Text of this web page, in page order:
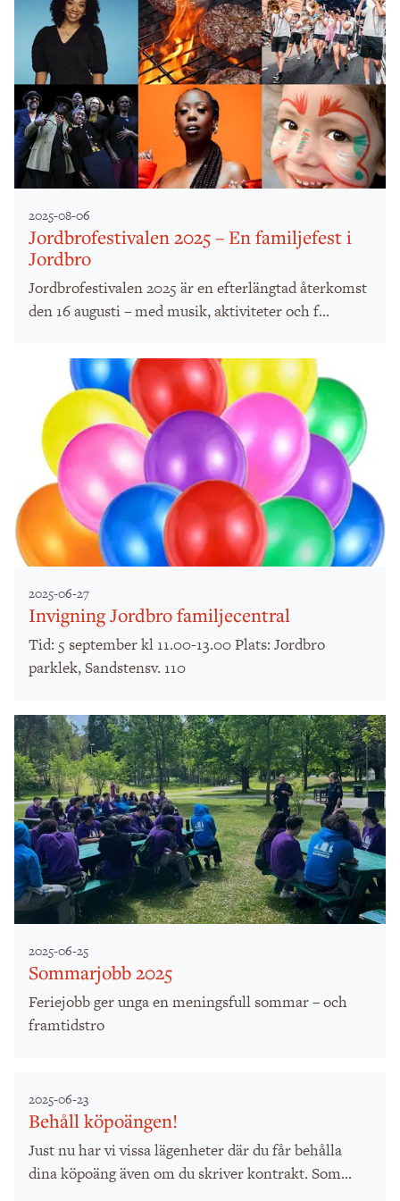
2025-08-06
Jordbrofestivalen 2025 – En familjefest i
Jordbro
Jordbrofestivalen 2025 är en efterlängtad återkomst
den 16 augusti – med musik, aktiviteter och f...
2025-06-27
Invigning Jordbro familjecentral
Tid: 5 september kl 11.00-13.00 Plats: Jordbro
parklek, Sandstensv. 110
2025-06-25
Sommarjobb 2025
Feriejobb ger unga en meningsfull sommar – och
framtidstro
2025-06-23
Behåll köpoängen!
Just nu har vi vissa lägenheter där du får behålla
dina köpoäng även om du skriver kontrakt. Som...